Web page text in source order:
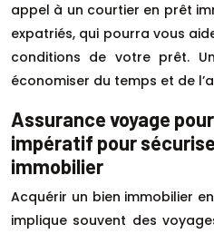
appel à un courtier en prêt
expatriés, qui pourra vous
conditions de votre prêt.
économiser du temps et de
Assurance voyage
impératif pour
immobilier
Acquérir un bien immobilier
implique souvent des